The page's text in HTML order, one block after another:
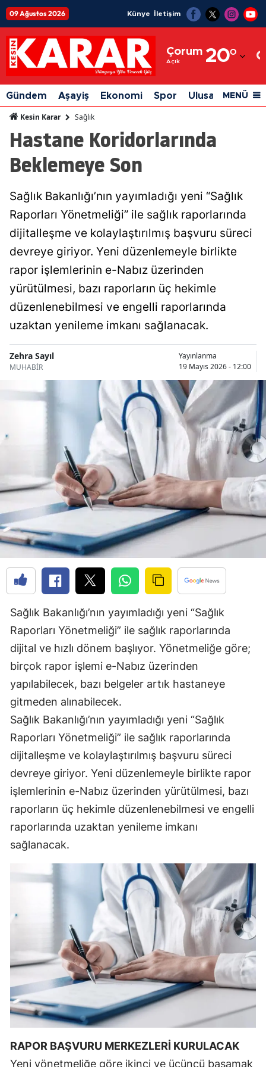
09 Ağustos 2026 Künye İletişim
Çorum
Açık 20°
Adıyaman
Afyonkarahisar
Ağrı
Amasya
Artvin
Aydın
Balıkesir
Bingöl
Bitlis
Bolu
Burdur
Bursa
Çanakkale
Çankırı
Çorum
Denizli
Diyarbakır
Edirne
Elazığ
Erzincan
Erzurum
Eskişehir
Gaziantep
Gümüşhane
Hakkari
Hatay
Isparta
Mersin
İzmir
Kars
Kastamonu
Kayseri
Kırklareli
Kırşehir
Kütahya
Gündem Aşayiş Ekonomi Spor Ulusal Siyaset
MENÜ
Kesin Karar Sağlık
Hastane Koridorlarında
Beklemeye Son
Sağlık Bakanlığı’nın yayımladığı yeni “Sağlık
Raporları Yönetmeliği” ile sağlık raporlarında
dijitalleşme ve kolaylaştırılmış başvuru süreci
devreye giriyor. Yeni düzenlemeyle birlikte
rapor işlemlerinin e-Nabız üzerinden
yürütülmesi, bazı raporların üç hekimle
düzenlenebilmesi ve engelli raporlarında
uzaktan yenileme imkanı sağlanacak.
Zehra Sayıl
MUHABİR
Yayınlanma
19 Mayıs 2026 - 12:00
Sağlık Bakanlığı’nın yayımladığı yeni “Sağlık
Raporları Yönetmeliği” ile sağlık raporlarında
dijital ve hızlı dönem başlıyor. Yönetmeliğe göre;
birçok rapor işlemi e-Nabız üzerinden
yapılabilecek, bazı belgeler artık hastaneye
gitmeden alınabilecek.
Sağlık Bakanlığı’nın yayımladığı yeni “Sağlık
Raporları Yönetmeliği” ile sağlık raporlarında
dijitalleşme ve kolaylaştırılmış başvuru süreci
devreye giriyor. Yeni düzenlemeyle birlikte rapor
işlemlerinin e-Nabız üzerinden yürütülmesi, bazı
raporların üç hekimle düzenlenebilmesi ve engelli
raporlarında uzaktan yenileme imkanı
sağlanacak.
RAPOR BAŞVURU MERKEZLERİ KURULACAK
Yeni yönetmeliğe göre ikinci ve üçüncü basamak